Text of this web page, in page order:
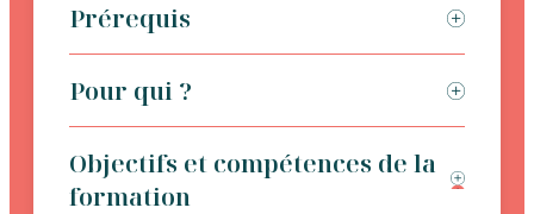
Prérequis
Pour qui ?
Objectifs et compétences de la
formation